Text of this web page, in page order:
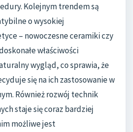
Kolejnym trendem są
o wysokiej
– nowoczesne ceramiki czy
właściwości
wygląd, co sprawia, że
się na ich zastosowanie w
Również rozwój technik
staje się coraz bardziej
możliwe jest